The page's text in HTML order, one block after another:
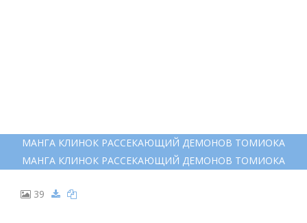
МАНГА КЛИНОК РАССЕКАЮЩИЙ ДЕМОНОВ ТОМИОКА
МАНГА КЛИНОК РАССЕКАЮЩИЙ ДЕМОНОВ ТОМИОКА
39